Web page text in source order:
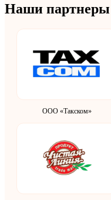
Наши партнеры
ООО «Такском»